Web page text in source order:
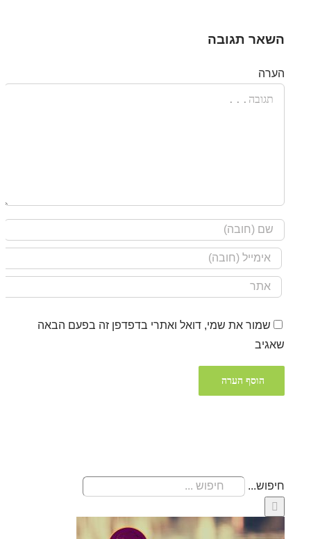
השאר תגובה
הערה
שמור את שמי, דואל ואתרי בדפדפן זה בפעם הבאה
שאגיב
חיפוש...